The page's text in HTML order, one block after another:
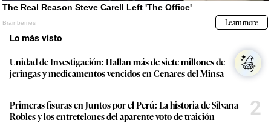
Lo más visto
Unidad de Investigación: Hallan más de siete millones de
jeringas y medicamentos vencidos en Cenares del Minsa
1
Primeras fisuras en Juntos por el Perú: La historia de Silvana
Robles y los entretelones del aparente voto de traición
2